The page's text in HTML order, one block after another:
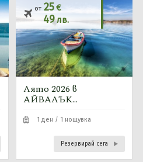
от 25€
49лв.
Лято 2026 в
АЙВАЛЪК
-собствен1 ден / 1 нощувка
Резервирай сега